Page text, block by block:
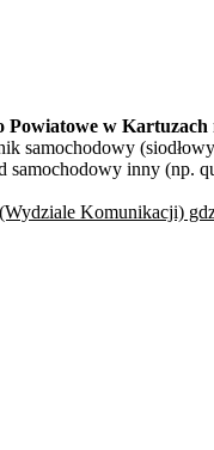
Powiatowe w Kartuzach
samochodowy
inny (np.
Komunikacji)